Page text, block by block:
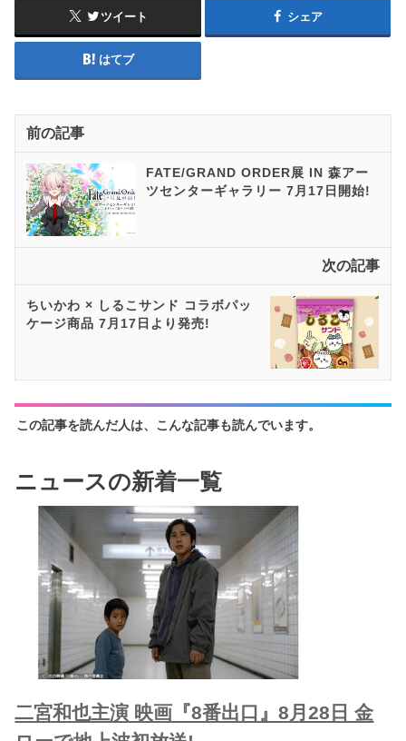
ツイート シェア
はてブ
前の記事
FATE/GRAND ORDER展 IN 森アー
ツセンターギャラリー 7月17日開始!
次の記事
ちいかわ × しるこサンド コラボパッ
ケージ商品 7月17日より発売!
この記事を読んだ人は、こんな記事も読んでいます。
ニュースの新着一覧
二宮和也主演 映画『8番出口』8月28日 金